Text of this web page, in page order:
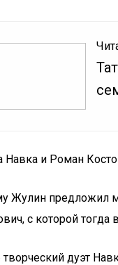
Навка и Роман
Жулин предложил
с которой тогда
творческий дуэт